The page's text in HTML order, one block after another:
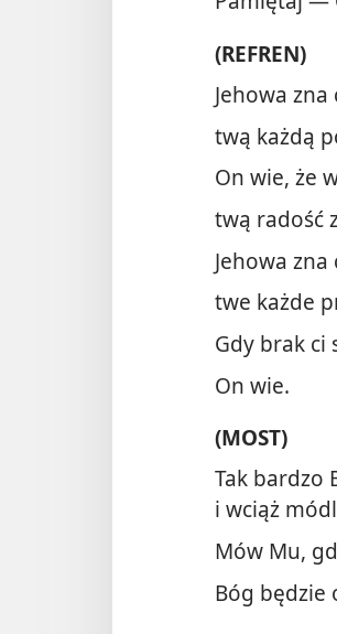
(REFREN)
Jehowa zna
twą każdą
On wie, że
twą radość
Jehowa zna
twe każde
Gdy brak ci
On wie.
(MOST)
Tak bardzo
i wciąż
Mów Mu,
Bóg będzie